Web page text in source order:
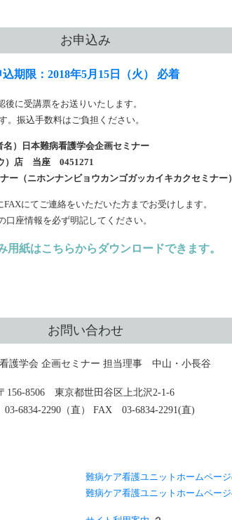
お申込み
込期限：2018年5月15日（火） 必着
に受講票をお送りいたします。
。振込手数料はご負担ください。
）日本難病看護学会企画セミナー
ウ）店 当座 0451271
ナンビョウカンゴガッカイキカクセミナー）
にてご連絡をいただいた方までお受けします。
座情報を必ず明記してください。
用紙はこちらからダウンロードできます。
お問い合わせ
護学会 企画セミナー 担当理事 中山・小長谷
156-8506 東京都世田谷区上北沢2-1-6
6834-2290（直） FAX 03-6834-2291(直)
難病ケア看護ユニットホームペー
難病ケア看護ユニットホームペー